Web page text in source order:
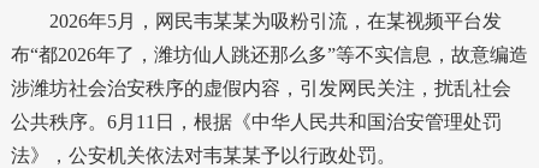
2026年5月，网民韦某某为吸粉引流，在某视频平台发
布“都2026年了，潍坊仙人跳还那么多”等不实信息，故意编造
涉潍坊社会治安秩序的虚假内容，引发网民关注，扰乱社会
公共秩序。6月11日，根据《中华人民共和国治安管理处罚
法》，公安机关依法对韦某某予以行政处罚。